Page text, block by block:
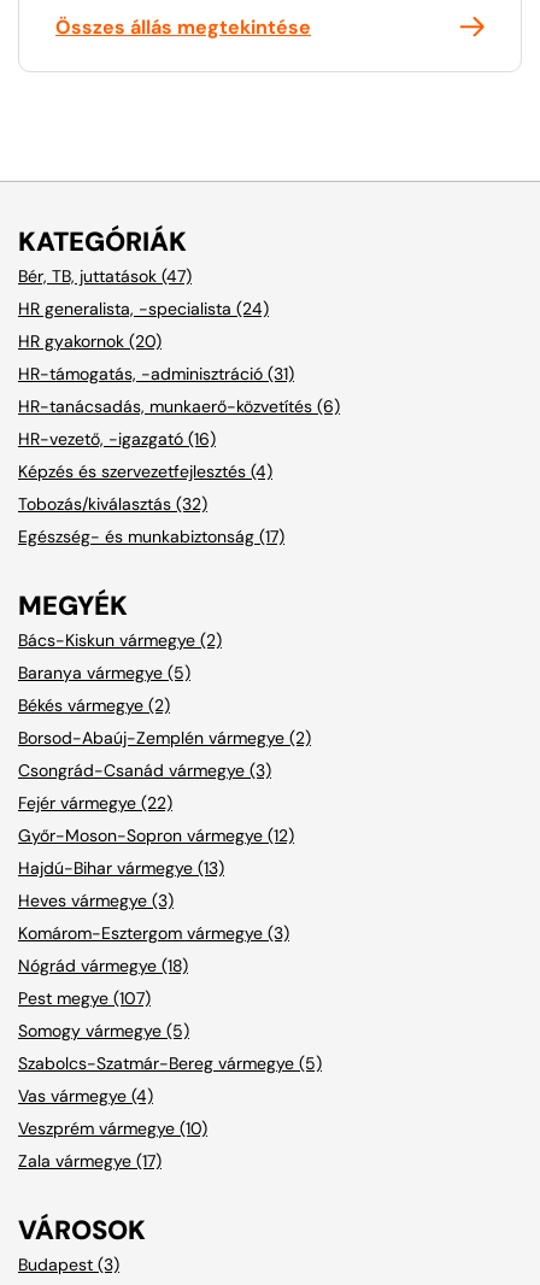
Összes állás megtekintése
KATEGÓRIÁK
Bér, TB, juttatások (47)
HR generalista, -specialista (24)
HR gyakornok (20)
HR-támogatás, -adminisztráció (31)
HR-tanácsadás, munkaerő-közvetítés (6)
HR-vezető, -igazgató (16)
Képzés és szervezetfejlesztés (4)
Tobozás/kiválasztás (32)
Egészség- és munkabiztonság (17)
MEGYÉK
Bács-Kiskun vármegye (2)
Baranya vármegye (5)
Békés vármegye (2)
Borsod-Abaúj-Zemplén vármegye (2)
Csongrád-Csanád vármegye (3)
Fejér vármegye (22)
Győr-Moson-Sopron vármegye (12)
Hajdú-Bihar vármegye (13)
Heves vármegye (3)
Komárom-Esztergom vármegye (3)
Nógrád vármegye (18)
Pest megye (107)
Somogy vármegye (5)
Szabolcs-Szatmár-Bereg vármegye (5)
Vas vármegye (4)
Veszprém vármegye (10)
Zala vármegye (17)
VÁROSOK
Budapest (3)